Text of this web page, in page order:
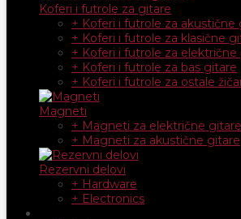
Koferi i futrole za gitare
+ Koferi i futrole za akustične
+ Koferi i futrole za klasične
+ Koferi i futrole za električne
+ Koferi i futrole za bas gitare
+ Koferi i futrole za ostale
Magneti
+ Magneti za električne gitare
+ Magneti za akustične gitare
Rezervni delovi
+ Hardware
+ Electronics